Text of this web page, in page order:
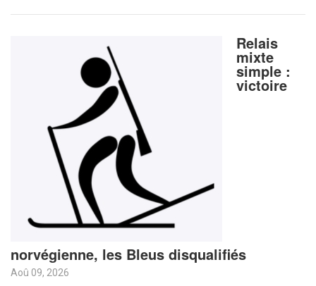
Relais
mixte
simple :
victoire
norvégienne, les Bleus disqualifiés
Aoû 09, 2026